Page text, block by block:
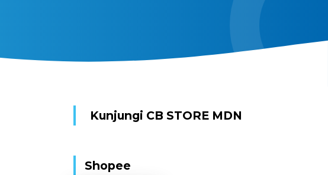
Kunjungi CB STORE MDN
Shopee